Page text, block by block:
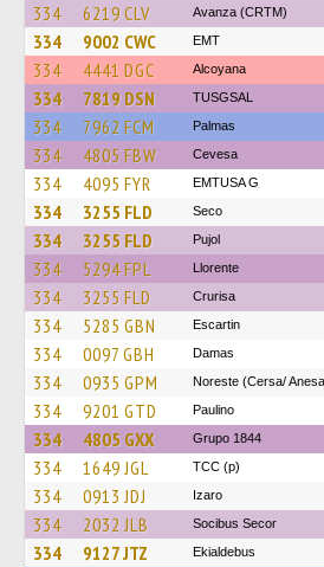
334 6219 CLV Avanza (CRTM)
334 9002 CWC EMT
334 4441 DGC Alcoyana
334 7819 DSN TUSGSAL
334 7962 FCM Palmas
334 4805 FBW Cevesa
334 4095 FYR EMTUSA G
334 3255 FLD Seco
334 3255 FLD Pujol
334 5294 FPL Llorente
334 3255 FLD Crurisa
334 5285 GBN Escartin
334 0097 GBH Damas
334 0935 GPM Noreste (Cersa/
334 9201 GTD Paulino
334 4805 GXX Grupo 1844
334 1649 JGL TCC (p)
334 0913 JDJ Izaro
334 2032 JLB Socibus Secor
334 9127 JTZ Ekialdebus